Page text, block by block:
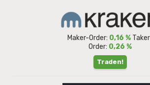
Maker-Order: 0,16 %
Order: 0,26 %
Traden!